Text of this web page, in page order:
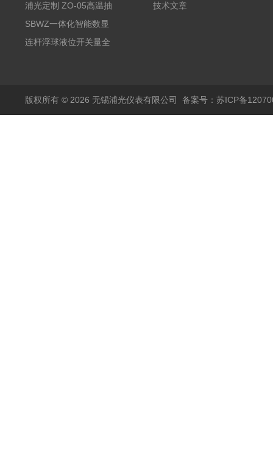
变送器传感器 防爆热电
阻PT100 数显远传4-
20mA2
浦光定制 ZO-05高温抽
气式氧化锆分析仪 防爆
耐腐蚀检测仪
SBWZ一体化智能数显
温度变送器传感器防爆
连杆浮球液位开关量全
技术文章
版权所有 © 2026 无锡浦光仪表有限公司 备案号：苏ICP备